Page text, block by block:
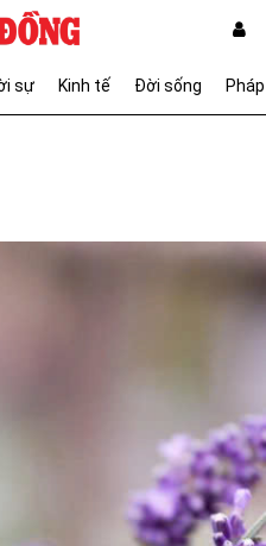
sự Kinh tế Đời sống